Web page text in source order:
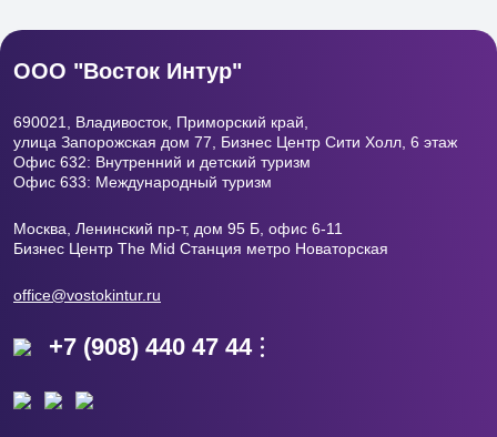
ООО "Восток Интур"
690021, Владивосток, Приморский край,
улица Запорожская дом 77, Бизнес Центр Сити Холл, 6 этаж
Офис 632: Внутренний и детский туризм
Офис 633: Международный туризм
Москва, Ленинский пр-т, дом 95 Б, офис 6-11
Бизнес Центр The Mid Станция метро Новаторская
office@vostokintur.ru
+7 (908) 440 47 44